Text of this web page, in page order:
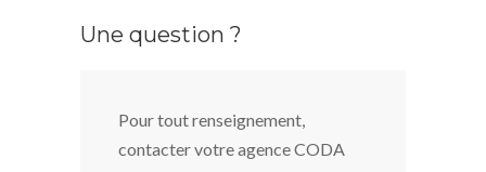
Une question ?
Pour tout renseignement,
contacter votre agence CODA